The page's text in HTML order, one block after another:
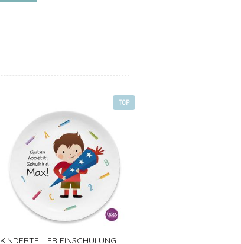
TOP
KINDERTELLER EINSCHULUNG